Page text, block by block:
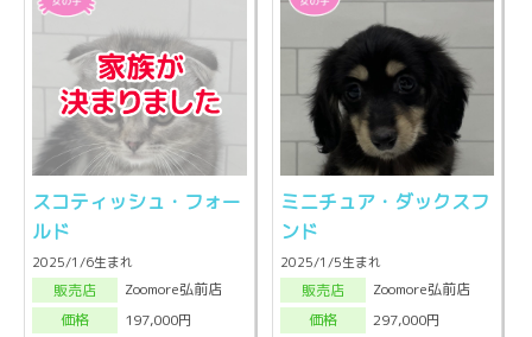
スコティッシュ・フォー
ルド
2025/1/6生まれ
販売店
Zoomore弘前店
価格
197,000円
ミニチュア・ダックスフ
ンド
2025/1/5生まれ
販売店
Zoomore弘前店
価格
297,000円